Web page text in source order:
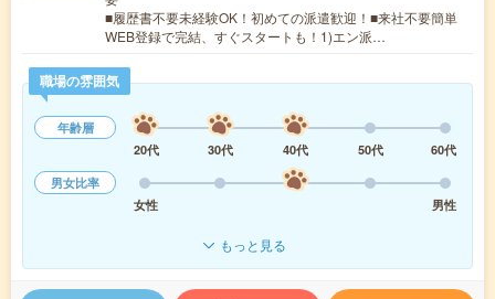
■履歴書不要未経験OK！初めての派遣歓迎！■来社不要簡単
WEB登録で完結、すぐスタートも！1)エン派…
職場の雰囲気
年齢層
20代
30代 40代 50代
60代
男女比率
女性
男性
もっと見る